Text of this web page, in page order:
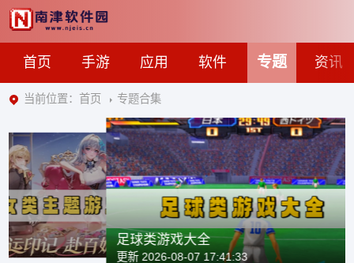
首页 手游 应用 软件 专题 资讯
当前位置： 首页 专题合集
足球类游戏大全
更新 2026-08-07 17:41:33